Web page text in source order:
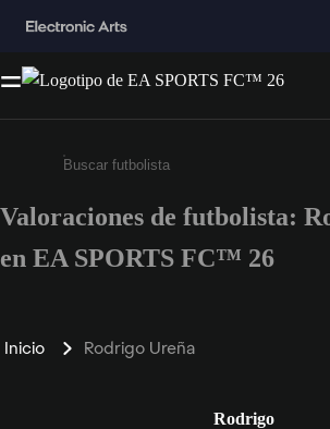
Escribe un mínimo de 3
Valoraciones de futbolista:
en EA SPORTS FC™ 26
Inicio Rodrigo Ureña
Rodrigo